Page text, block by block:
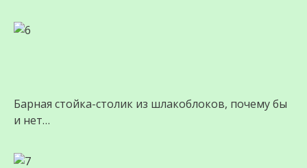
Барная стойка-столик из шлакоблоков, почему бы
и нет…